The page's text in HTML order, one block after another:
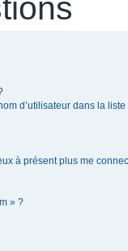
d’utilisateur dans la liste
à présent plus me
» ?